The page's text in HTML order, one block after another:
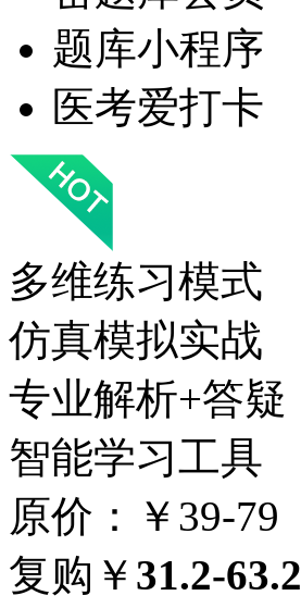
题库小程序
医考爱打卡
多维练习模式
仿真模拟实战
专业解析+答疑
智能学习工具
原价：￥39-79
复购￥ 31.2-63.2